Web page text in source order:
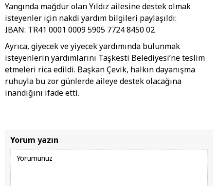
Yangında mağdur olan Yıldız ailesine destek olmak
isteyenler için nakdi yardım bilgileri paylaşıldı:
IBAN: TR41 0001 0009 5905 7724 8450 02
Ayrıca, giyecek ve yiyecek yardımında bulunmak
isteyenlerin yardımlarını Taşkesti Belediyesi’ne teslim
etmeleri rica edildi. Başkan Çevik, halkın dayanışma
ruhuyla bu zor günlerde aileye destek olacağına
inandığını ifade etti.
Yorum yazın